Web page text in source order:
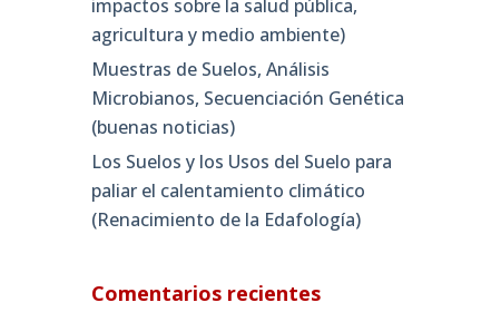
impactos sobre la salud pública,
agricultura y medio ambiente)
Muestras de Suelos, Análisis
Microbianos, Secuenciación Genética
(buenas noticias)
Los Suelos y los Usos del Suelo para
paliar el calentamiento climático
(Renacimiento de la Edafología)
Comentarios recientes